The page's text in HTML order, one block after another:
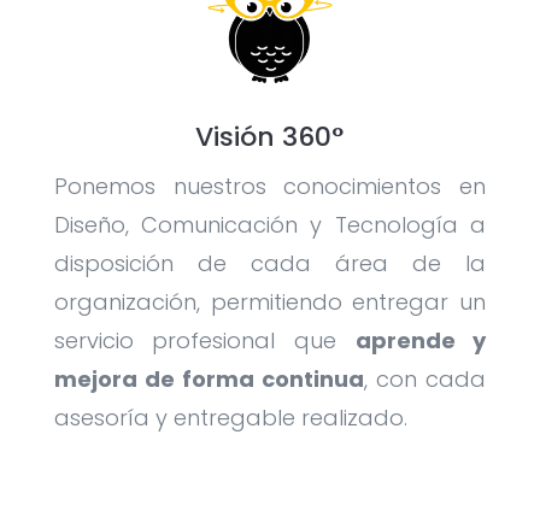
Visión 360°
Ponemos nuestros conocimientos en
Diseño, Comunicación y Tecnología a
disposición de cada área de la
organización, permitiendo entregar un
servicio profesional que aprende y
mejora de forma continua, con cada
asesoría y entregable realizado.